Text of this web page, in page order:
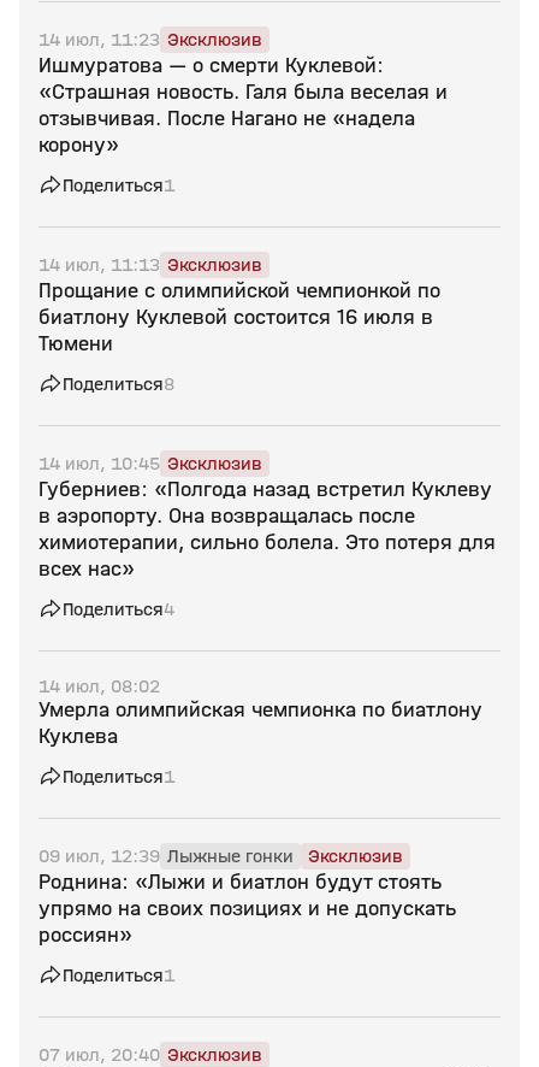
14 июл, 11:23 Эксклюзив
Ишмуратова — о смерти Куклевой:
«Страшная новость. Галя была веселая и
отзывчивая. После Нагано не «надела
корону»
Поделиться1
14 июл, 11:13 Эксклюзив
Прощание с олимпийской чемпионкой по
биатлону Куклевой состоится 16 июля в
Тюмени
Поделиться8
14 июл, 10:45 Эксклюзив
Губерниев: «Полгода назад встретил Куклеву
в аэропорту. Она возвращалась после
химиотерапии, сильно болела. Это потеря для
всех нас»
Поделиться4
14 июл, 08:02
Умерла олимпийская чемпионка по биатлону
Куклева
Поделиться1
09 июл, 12:39 Лыжные гонки Эксклюзив
Роднина: «Лыжи и биатлон будут стоять
упрямо на своих позициях и не допускать
россиян»
Поделиться1
07 июл, 20:40 Эксклюзив